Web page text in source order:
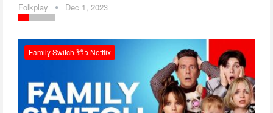
Folkplay Dec 1, 2023
Family Switch รีวิว Netflix